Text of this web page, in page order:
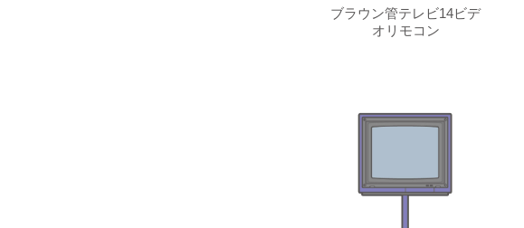
ブラウン管テレビ14ビデ
オリモコン